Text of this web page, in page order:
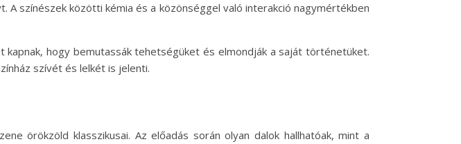
színészek közötti kémia és a közönséggel való interakció nagymértékben
hogy bemutassák tehetségüket és elmondják a saját történetüket.
szívét és lelkét is jelenti.
örökzöld klasszikusai. Az előadás során olyan dalok hallhatóak, mint a